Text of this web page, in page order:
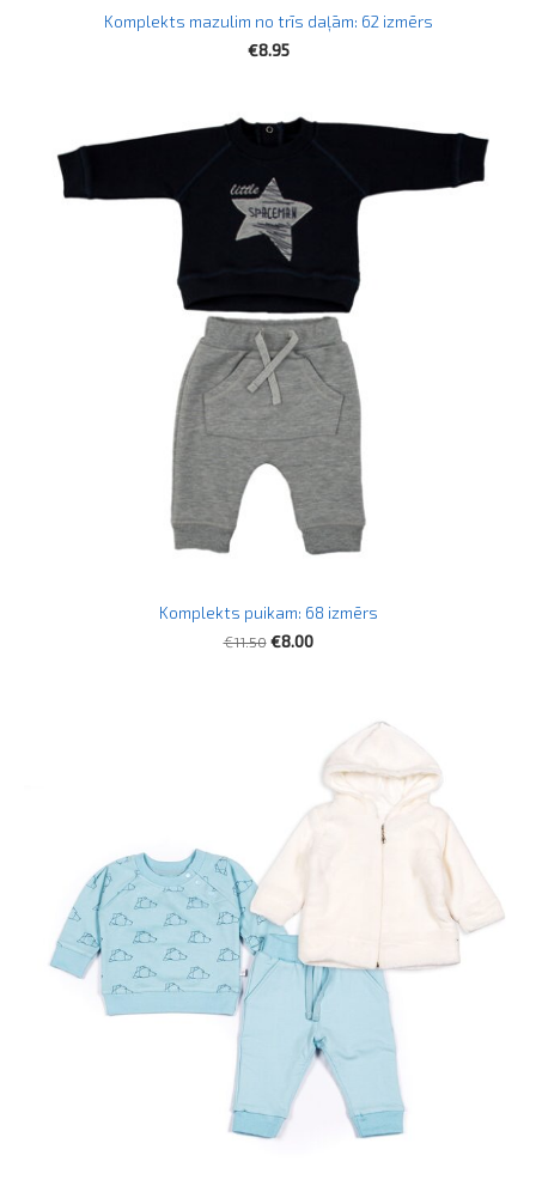
Komplekts mazulim no trīs daļām: 62 izmērs
€8.95
Komplekts puikam: 68 izmērs
€11.50 €8.00